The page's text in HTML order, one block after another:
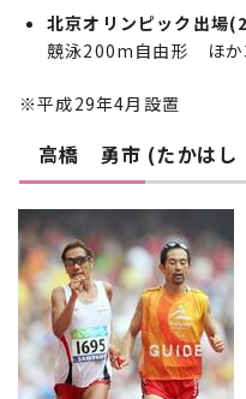
北京オリンピック出場
競泳200m自由形 ほか
※平成29年4月設置
高橋 勇市 (たかはし